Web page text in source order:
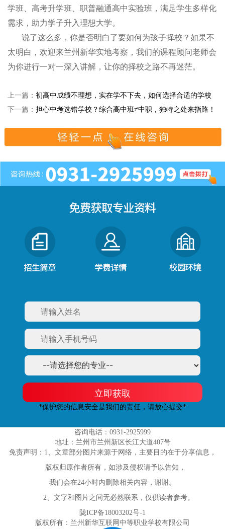
学班、高考升学班、职普融通高中实验班，满足学生多样化
需求，助力学子升入理想大学。
说了这么多，你是否明白了要如何为孩子择校？如果不
太明白，欢迎来兰州新华实地考察，我们的课程顾问老师会
为你进行一对一深入讲解，让你的择校之路不再迷茫。
上一篇： 初高中成绩不理想，实在学不下去，如何选择合适的学校
下一篇： 担心中考选错学校？综合高中班≠中职，独特之处来指路！
立即获取
*保护您的信息安全是我们的责任，请放心提交*
咨询电话：0931-2925999
地址：兰州市兰州新区长江大道407号
免责声明：1、文章部分图片来源于网络，主要目的在于分享信息，
版权归原作者所有，如涉及侵权请予以告知，
我们会在24小时内删除相关内容，谢谢。
2、文字和图片之间无必然联系，仅供读者参考。
陇ICP备18003202号-1
版权所有：兰州新华互联网中等职业学校有限公司